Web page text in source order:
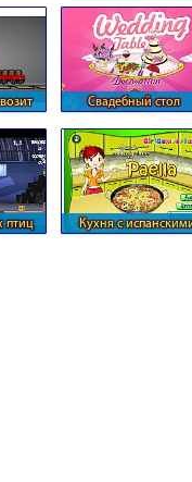
Свадебный стол
птиц
Кухня с